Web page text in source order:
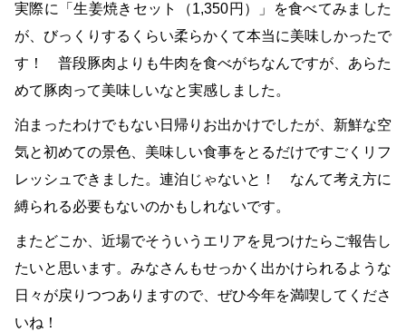
実際に「生姜焼きセット（1,350円）」を食べてみました
が、びっくりするくらい柔らかくて本当に美味しかったで
す！ 普段豚肉よりも牛肉を食べがちなんですが、あらた
めて豚肉って美味しいなと実感しました。
泊まったわけでもない日帰りお出かけでしたが、新鮮な空
気と初めての景色、美味しい食事をとるだけですごくリフ
レッシュできました。連泊じゃないと！ なんて考え方に
縛られる必要もないのかもしれないです。
またどこか、近場でそういうエリアを見つけたらご報告し
たいと思います。みなさんもせっかく出かけられるような
日々が戻りつつありますので、ぜひ今年を満喫してくださ
いね！